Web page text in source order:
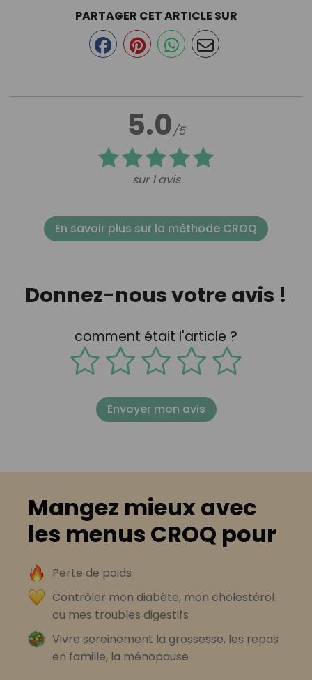
5.0/5
sur 1 avis
PARTAGER CET ARTICLE SUR
En savoir plus sur la méthode CROQ
Donnez-nous votre avis !
comment était l'article ?
Envoyer mon avis
Mangez mieux avec
les menus CROQ pour
Perte de poids
Contrôler mon diabète, mon cholestérol
ou mes troubles digestifs
Vivre sereinement la grossesse, les repas
en famille, la ménopause